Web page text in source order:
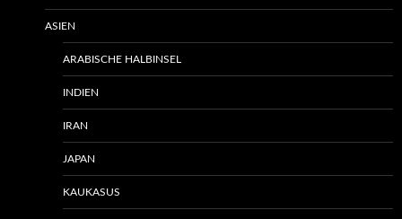
ASIEN
ARABISCHE HALBINSEL
INDIEN
IRAN
JAPAN
KAUKASUS